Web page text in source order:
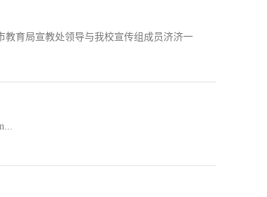
育局宣教处领导与我校宣传组成员济济一